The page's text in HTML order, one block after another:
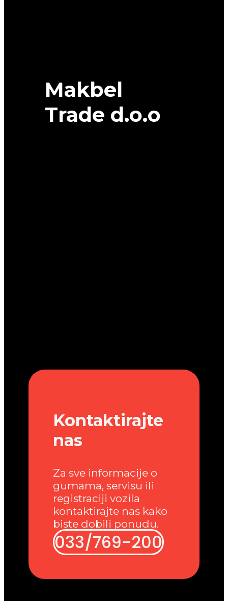
Makbel
Trade d.o.o
Kontaktirajte
nas
Za sve informacije o
gumama, servisu ili
registraciji vozila
kontaktirajte nas kako
biste dobili ponudu.
033/769-200